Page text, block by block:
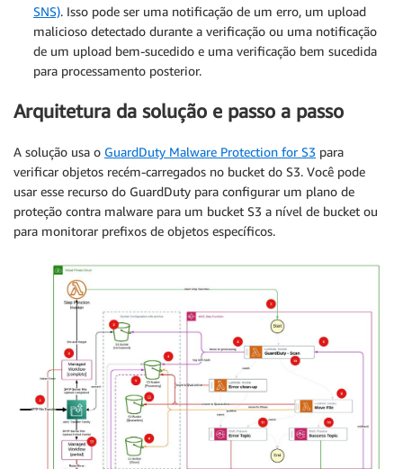
SNS). Isso pode ser uma notificação de um erro, um upload
malicioso detectado durante a verificação ou uma notificação
de um upload bem-sucedido e uma verificação bem sucedida
para processamento posterior.
Arquitetura da solução e passo a passo
A solução usa o GuardDuty Malware Protection for S3 para
verificar objetos recém-carregados no bucket do S3. Você pode
usar esse recurso do GuardDuty para configurar um plano de
proteção contra malware para um bucket S3 a nível de bucket ou
para monitorar prefixos de objetos específicos.